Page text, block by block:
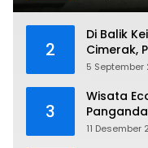
2
Di Balik
Cimerak,
5 September
3
Wisata
11 Desember